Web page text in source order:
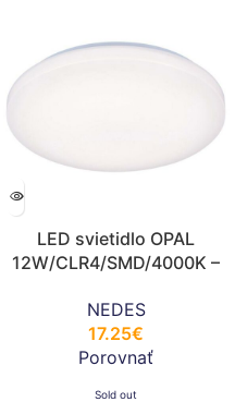
LED svietidlo OPAL
12W/CLR4/SMD/4000K –
NEDES
17.25€
Porovnať
Sold out